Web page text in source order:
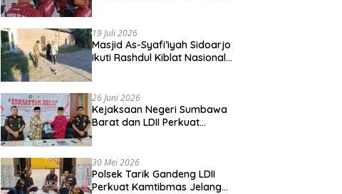
19 Juli 2026
Masjid As-Syafi’iyah Sidoarjo
Ikuti Rashdul Kiblat Nasional,
26 Juni 2026
Kejaksaan Negeri Sumbawa
Barat dan LDII Perkuat
Empat Pilar Kebangsaan
30 Mei 2026
Polsek Tarik Gandeng LDII
Perkuat Kamtibmas Jelang